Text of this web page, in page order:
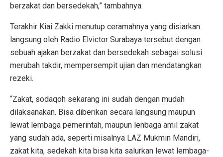
berzakat dan bersedekah,” tambahnya.
Terakhir Kiai Zakki menutup ceramahnya yang disiarkan
langsung oleh Radio Elvictor Surabaya tersebut dengan
sebuah ajakan berzakat dan bersedekah sebagai solusi
merubah takdir, mempersempit ujian dan mendatangkan
rezeki.
“Zakat, sodaqoh sekarang ini sudah dengan mudah
dilaksanakan. Bisa diberikan secara langsung maupun
lewat lembaga pemerintah, maupun lenbaga amil zakat
yang sudah ada, seperti misalnya LAZ Mukmin Mandiri,
zakat kita, sedekah kita bisa kita salurkan lewat lembaga-